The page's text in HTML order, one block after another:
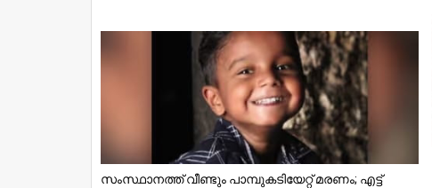
സംസ്ഥാനത്ത് വീണ്ടും പാമ്പുകടിയേറ്റ് മരണം; എട്ട്